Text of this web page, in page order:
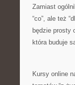
Zamiast
“co”, ale też
będzie prosty
która buduje
Kursy online